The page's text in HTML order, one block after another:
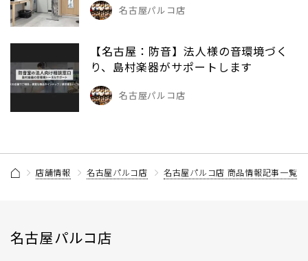
名古屋パルコ店
【名古屋：防音】法人様の音環境づく
り、島村楽器がサポートします
名古屋パルコ店
店舗情報 名古屋パルコ店 名古屋パルコ店 商品情報記事一覧
名古屋パルコ店